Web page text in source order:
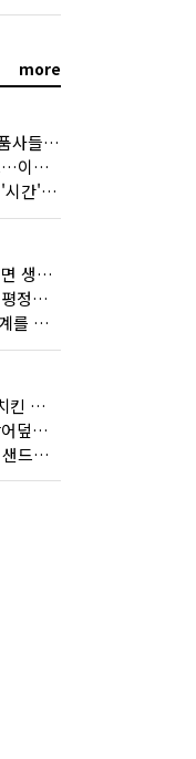
more
"어렵다"며 가격 올린 식품사들…진짜 어려운 거 맞아?
'나쁜 놈'이라던 대형마트…이젠 '불쌍한 놈' 됐다
홈플러스, 2000억원으로 '시간'을 샀다
"삐삐리 빠삐코~" 여름이면 생각나는 그 노래
"시간 좀 내주오"로 시장 평정한 하이마트
'빙그레우스'의 등장…업계를 흔든 '세계관' 마케팅
맘스터치 '갓빠삭', 배달 치킨 선입견을 바꿨다
편의점 도시락보다 싼 '장어덮밥'…오뚜기가 해냈다
"끝까지 채웠다"…GS25 샌드위치의 달라진 '속'사정